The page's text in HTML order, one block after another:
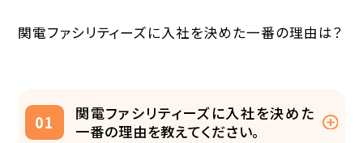
募集要項・選考フロー
関電ファシリティーズに入社を決めた一番の理由は？
01
関電ファシリティーズに入社を決めた
一番の理由を教えてください。